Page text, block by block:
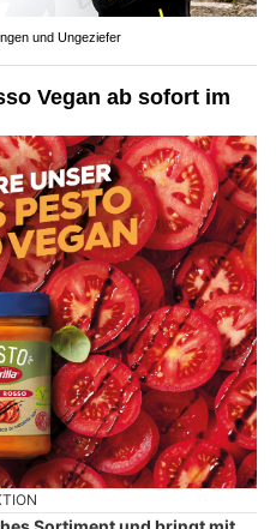
und Ungeziefer
Vegan ab sofort im